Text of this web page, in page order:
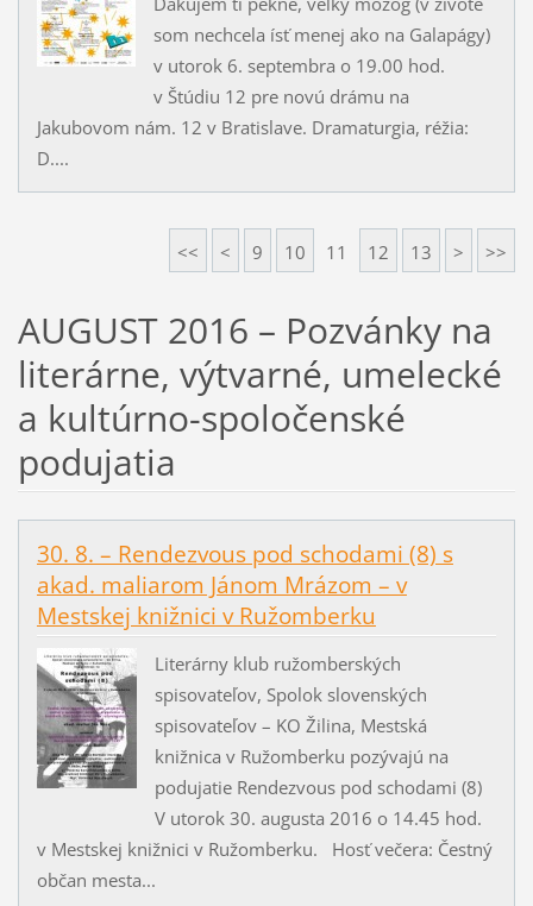
som nechcela ísť menej ako na Galapágy)
v utorok 6. septembra o 19.00 hod.
v Štúdiu 12 pre novú drámu na
Jakubovom nám. 12 v Bratislave. Dramaturgia, réžia:
D....
<< < 9 10 11 12 13 > >>
AUGUST 2016 – Pozvánky na
literárne, výtvarné, umelecké
a kultúrno-spoločenské
podujatia
30. 8. – Rendezvous pod schodami (8) s
akad. maliarom Jánom Mrázom – v
Mestskej knižnici v Ružomberku
Literárny klub ružomberských
spisovateľov, Spolok slovenských
spisovateľov – KO Žilina, Mestská
knižnica v Ružomberku pozývajú na
podujatie Rendezvous pod schodami (8)
V utorok 30. augusta 2016 o 14.45 hod.
v Mestskej knižnici v Ružomberku. Hosť večera: Čestný
občan mesta...